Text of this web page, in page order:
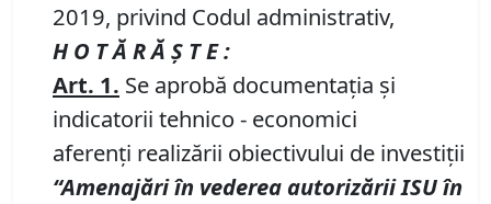
2019, privind Codul administrativ,
H O T Ă R Ă Ş T E :
Art. 1. Se aprobă documentația și
indicatorii tehnico - economici
aferenți realizării obiectivului de investiții
“Amenajăriîn vederea autorizării ISUîn